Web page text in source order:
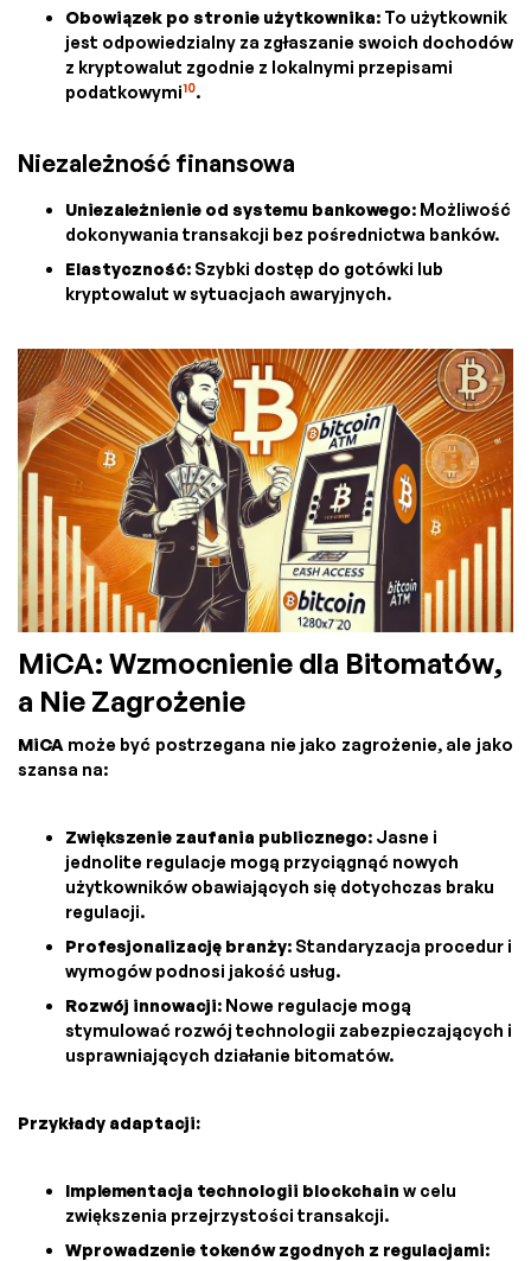
Obowiązek po stronie użytkownika: To użytkownik
jest odpowiedzialny za zgłaszanie swoich dochodów
z kryptowalut zgodnie z lokalnymi przepisami
podatkowymi10.
Niezależność finansowa
Uniezależnienie od systemu bankowego: Możliwość
dokonywania transakcji bez pośrednictwa banków.
Elastyczność: Szybki dostęp do gotówki lub
kryptowalut w sytuacjach awaryjnych.
MiCA: Wzmocnienie dla Bitomatów,
a Nie Zagrożenie
MiCA może być postrzegana nie jako zagrożenie, ale jako
szansa na:
Zwiększenie zaufania publicznego: Jasne i
jednolite regulacje mogą przyciągnąć nowych
użytkowników obawiających się dotychczas braku
regulacji.
Profesjonalizację branży: Standaryzacja procedur i
wymogów podnosi jakość usług.
Rozwój innowacji: Nowe regulacje mogą
stymulować rozwój technologii zabezpieczających i
usprawniających działanie bitomatów.
Przykłady adaptacji:
Implementacja technologii blockchain w celu
zwiększenia przejrzystości transakcji.
Wprowadzenie tokenów zgodnych z regulacjami: